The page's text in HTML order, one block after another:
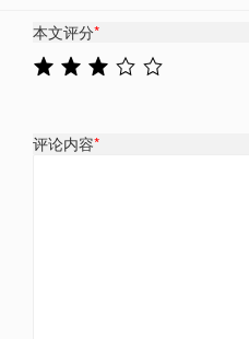
本文评分*
评论内容*